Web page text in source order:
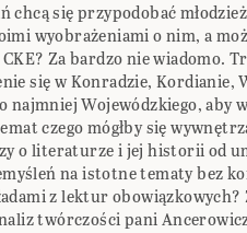
chcą się przypodobać
wyobrażeniami o nim, a
Za bardzo nie wiadomo.
się w Konradzie, Kordianie,
najmniej Wojewódzkiego, aby
czego mógłby się
o literaturze i jej historii od
na istotne tematy bez
z lektur obowiązkowych?
twórczości pani